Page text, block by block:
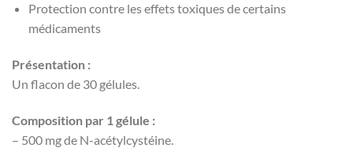
Protection contre les effets toxiques de certains
médicaments
Présentation :
Un flacon de 30 gélules.
Composition par 1 gélule :
– 500 mg de N-acétylcystéine.